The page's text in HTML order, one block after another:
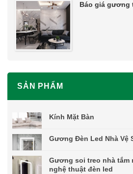
Báo giá gương
SẢN PHẨM
Kính Mặt Bàn
Gương Đèn Led Nhà Vệ
Gương soi treo nhà tắm
nghệ thuật đèn led